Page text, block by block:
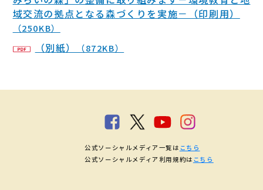
域交流の拠点となる森づくりを実施－（印刷用）
（250KB）
（別紙） （872KB）
公式ソーシャルメディア一覧は こちら
公式ソーシャルメディア利用規約は こちら